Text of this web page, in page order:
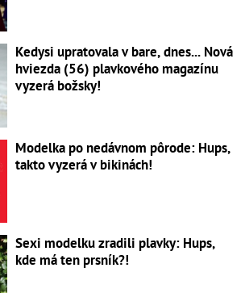
Kedysi upratovala v bare, dnes... Nová
hviezda (56) plavkového magazínu
vyzerá božsky!
Modelka po nedávnom pôrode: Hups,
takto vyzerá v bikinách!
Sexi modelku zradili plavky: Hups,
kde má ten prsník?!